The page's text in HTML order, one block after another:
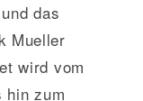
das
Mueller
wird vom
hin zum